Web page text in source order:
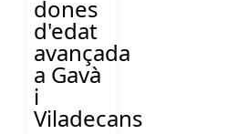
dones
d'edat
avançada
a Gavà
i
Viladecans